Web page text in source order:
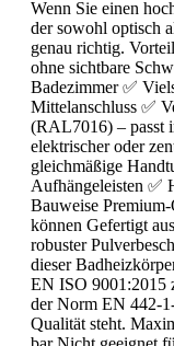
Wenn Sie einen
der sowohl optisch
genau richtig.
ohne sichtbare
Badezimmer ✅
Mittelanschluss ✅
(RAL7016) – passt
elektrischer oder
gleichmäßige
Aufhängeleisten ✅
Bauweise
können Gefertigt
robuster
dieser
EN ISO 9001:2015
der Norm EN 442-
Qualität steht.